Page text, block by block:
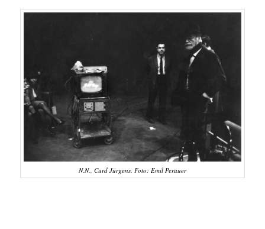
N.N., Curd Jürgens. Foto: Emil Perauer